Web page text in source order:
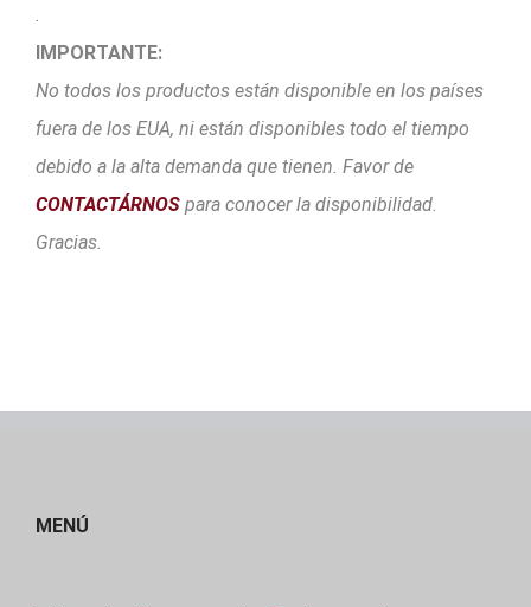
.
IMPORTANTE:
No todos los productos están disponible en los países
fuera de los EUA, ni están disponibles todo el tiempo
debido a la alta demanda que tienen. Favor de
CONTACTÁRNOS para conocer la disponibilidad.
Gracias.
MENÚ